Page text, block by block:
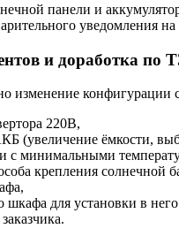
панели и
уведомления на
и доработка по
изменение конфигурации
220В,
(увеличение ёмкости,
с минимальными
крепления солнечной
шкафа для установки в него